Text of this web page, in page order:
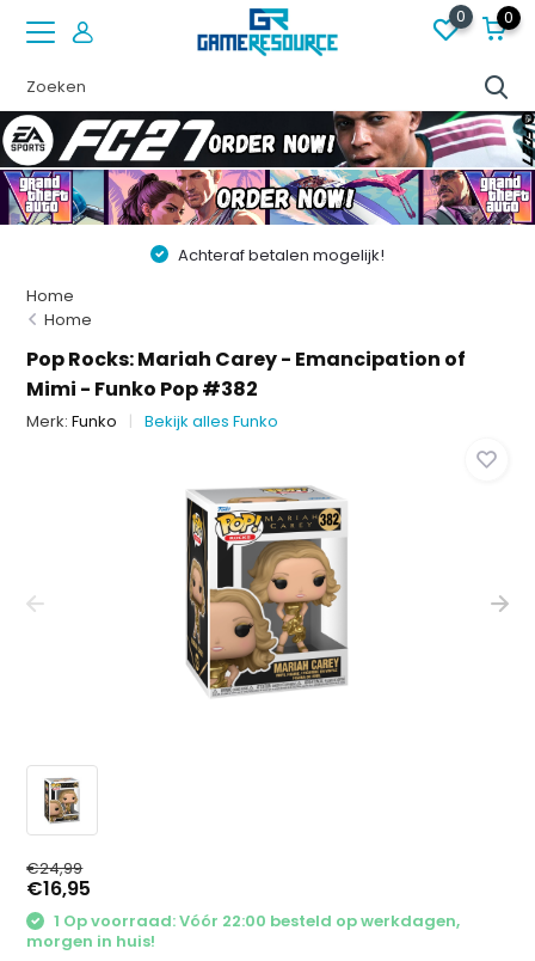
0 0
Achteraf betalen mogelijk!
Home
Home
Pop Rocks: Mariah Carey - Emancipation of
Mimi - Funko Pop #382
Merk:Funko Bekijk alles Funko
€24,99
€16,95
1 Op voorraad: Vóór 22:00 besteld op werkdagen,
morgen in huis!